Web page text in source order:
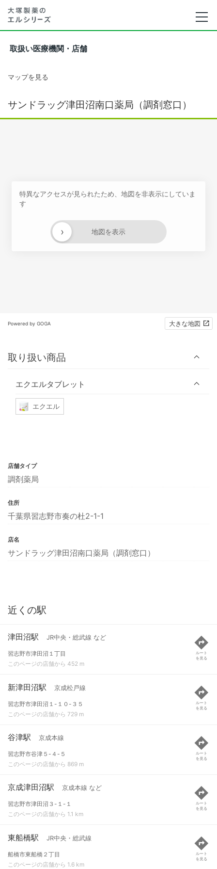
取扱い医療機関・店舗
マップを見る
サンドラッグ津田沼南口薬局（調剤窓口）
特異なアクセスが見られたため、地図を非表示にしていま
す
地図を表示
›
Powered by GOGA 大きな地図
取り扱い商品
エクエルタブレット
エクエル
店舗タイプ
調剤薬局
住所
千葉県習志野市奏の杜2-1-1
店名
サンドラッグ津田沼南口薬局（調剤窓口）
近くの駅
津田沼駅 JR中央・総武線 など
習志野市津田沼１丁目
このページの店舗から 452 m
ルート
を見る
新津田沼駅 京成松戸線
習志野市津田沼１-１０-３５
このページの店舗から 729 m
ルート
を見る
谷津駅 京成本線
習志野市谷津５-４-５
このページの店舗から 869 m
ルート
を見る
京成津田沼駅 京成本線 など
習志野市津田沼３-１-１
このページの店舗から 1.1 km
ルート
を見る
東船橋駅 JR中央・総武線
船橋市東船橋２丁目
このページの店舗から 1.6 km
ルート
を見る